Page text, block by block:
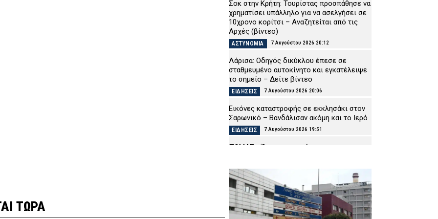
ΤΩΡΑ
Σοκ στην Κρήτη: Τουρίστας προσπάθησε να
χρηματίσει υπάλληλο για να ασελγήσει σε
10χρονο κορίτσι – Αναζητείται από τις
Αρχές (βίντεο)
ΑΣΤΥΝΟΜΙΑ 7 Αυγούστου 2026 20:12
Λάρισα: Οδηγός δικύκλου έπεσε σε
σταθμευμένο αυτοκίνητο και εγκατέλειψε
το σημείο – Δείτε βίντεο
ΕΙΔΗΣΕΙΣ 7 Αυγούστου 2026 20:06
Εικόνες καταστροφής σε εκκλησάκι στον
Σαρωνικό – Βανδάλισαν ακόμη και το Ιερό
ΕΙΔΗΣΕΙΣ 7 Αυγούστου 2026 19:51
ΠΟΜΑΣ: «Όχι στη συγχώνευση των
ΣΩΜΑΤΑ ΑΣΦΑΛΕΙΑΣ 7 Αυγούστου 2026 19:39
Μαρούσι: Συνελήφθη 35χρονος σε
προαύλιο σχολείου για διακίνηση
ναρκωτικών (εικόνα)